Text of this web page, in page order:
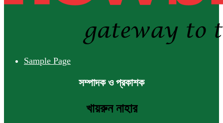
Sample Page
সম্পাদক ও প্রকাশক
খায়রুন নাহার